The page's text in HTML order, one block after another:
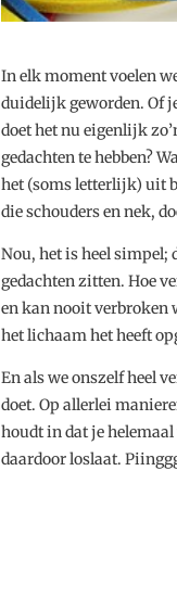
In elk moment voelen
duidelijk geworden. Of
doet het nu eigenlijk
gedachten te hebben?
het (soms letterlijk) uit
die schouders en nek,
Nou, het is heel simpel;
gedachten zitten. Hoe
en kan nooit verbroken
het lichaam het heeft
En als we onszelf heel
doet. Op allerlei
houdt in dat je
daardoor loslaat.